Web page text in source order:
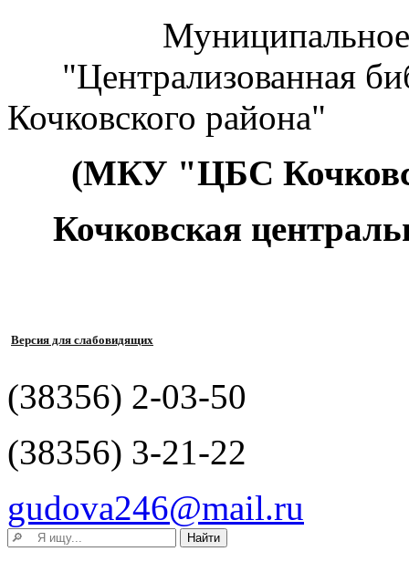
Муниципальное
"Централизованная
Кочковского района"
(МКУ "ЦБС
Кочковская
Версия для слабовидящих
(38356) 2-03-50
(38356) 3-21-22
gudova246@mail.ru